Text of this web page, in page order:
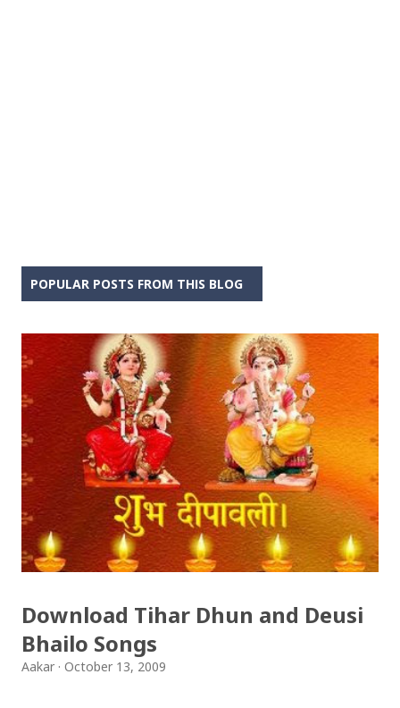
POPULAR POSTS FROM THIS BLOG
Download Tihar Dhun and Deusi
Bhailo Songs
Aakar October 13, 2009